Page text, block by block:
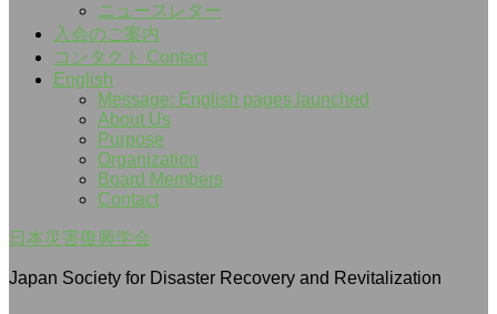
ニュースレター
入会のご案内
コンタクト Contact
English
Message: English pages launched
About Us
Purpose
Organization
Board Members
Contact
日本災害復興学会
Japan Society for Disaster Recovery and Revitalization